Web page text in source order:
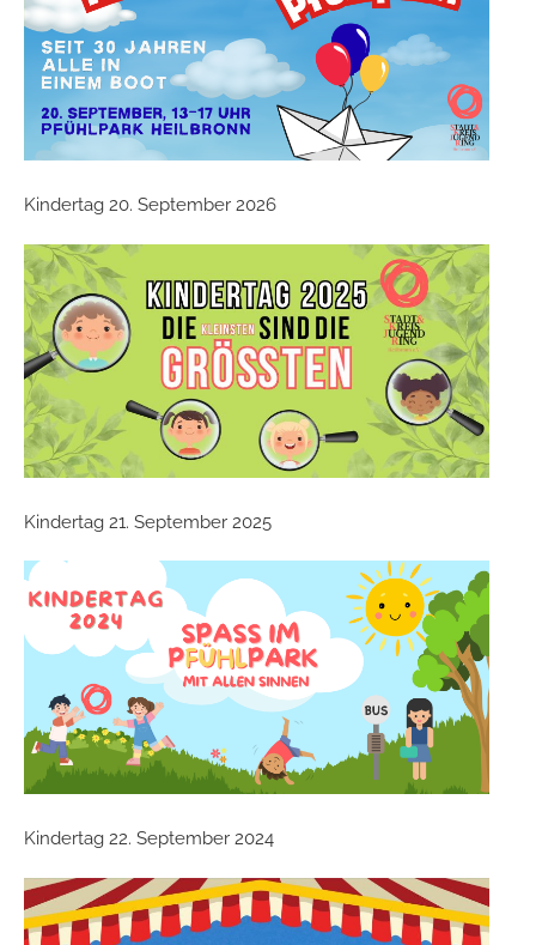
Kindertag 20. September 2026
Kindertag 21. September 2025
Kindertag 22. September 2024